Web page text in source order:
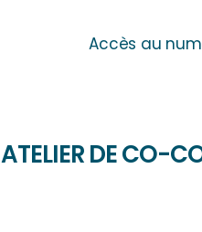
Accès au
ATELIER DE CO-